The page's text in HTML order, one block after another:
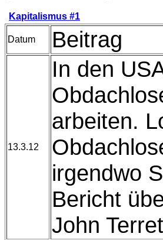
Kapitalismus #1
Datum Beitrag
13.3.12
In den
arbeiten.
irgendwo
Bericht
John